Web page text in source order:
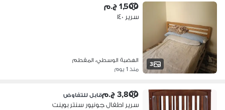
3
1,500 ج.م
سرير ١٤٠
الهضبة الوسطي، المقطم
منذ 1 يوم
3,800 ج.م قابل للتفاوض
سرير اطفال جونيور سنتر بوينت